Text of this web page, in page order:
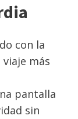
con la
más
pantalla
sin